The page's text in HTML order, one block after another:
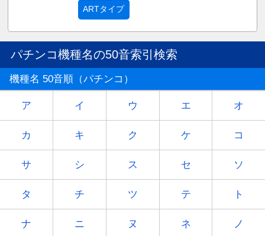
ARTタイプ
パチンコ機種名の50音索引検索
機種名 50音順（パチンコ）
ア イ ウ エ オ
カ キ ク ケ コ
サ シ ス セ ソ
タ チ ツ テ ト
ナ ニ ヌ ネ ノ